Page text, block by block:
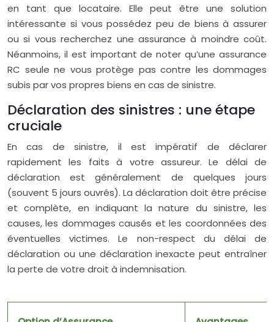
en tant que locataire. Elle peut être une solution
intéressante si vous possédez peu de biens à assurer
ou si vous recherchez une assurance à moindre coût.
Néanmoins, il est important de noter qu’une assurance
RC seule ne vous protège pas contre les dommages
subis par vos propres biens en cas de sinistre.
Déclaration des sinistres : une étape
cruciale
En cas de sinistre, il est impératif de déclarer
rapidement les faits à votre assureur. Le délai de
déclaration est généralement de quelques jours
(souvent 5 jours ouvrés). La déclaration doit être précise
et complète, en indiquant la nature du sinistre, les
causes, les dommages causés et les coordonnées des
éventuelles victimes. Le non-respect du délai de
déclaration ou une déclaration inexacte peut entraîner
la perte de votre droit à indemnisation.